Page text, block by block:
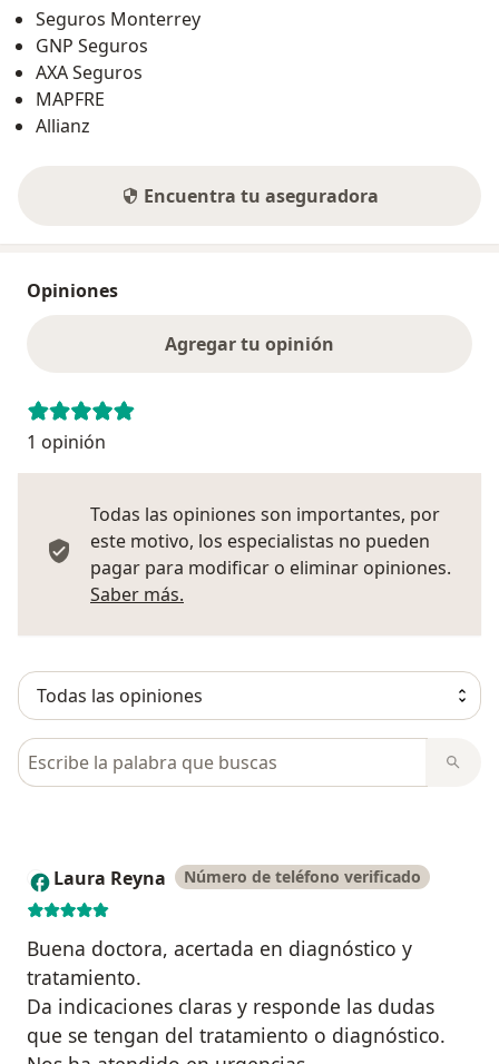
Seguros Monterrey
GNP Seguros
AXA Seguros
MAPFRE
Allianz
Encuentra tu aseguradora
Opiniones
Agregar tu opinión
1 opinión
Todas las opiniones son importantes, por
este motivo, los especialistas no pueden
pagar para modificar o eliminar opiniones.
Saber más.
Busca en opiniones
L Laura Reyna Número de teléfono verificado
Buena doctora, acertada en diagnóstico y
tratamiento.
Da indicaciones claras y responde las dudas
que se tengan del tratamiento o diagnóstico.